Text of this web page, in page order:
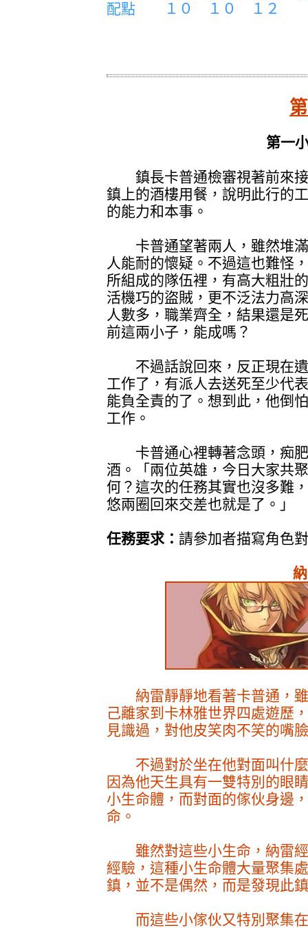
配點 １０ １０ １２
第一
鎮長卡普通檢審視著前來接
鎮上的酒樓用餐，說明此行的
的能力和本事。
卡普通望著兩人，雖然堆滿
人能耐的懷疑。不過這也難怪
所組成的隊伍裡，有高大粗壯
活機巧的盜賊，更不泛法力高
人數多，職業齊全，結果還是
前這兩小子，能成嗎？
不過話說回來，反正現在遺
工作了，有派人去送死至少代
能負全責的了。想到此，他倒
工作。
卡普通心裡轉著念頭，痴肥
酒。「兩位英雄，今日大家共
何？這次的任務其實也沒多難
悠兩圈回來交差也就是了。」
任務要求： 請參加者描寫角色
納雷靜靜地看著卡普通，雖
己離家到卡林雅世界四處遊歷
見識過，對他皮笑肉不笑的嘴
不過對於坐在他對面叫什麼
因為他天生具有一雙特別的眼
小生命體，而對面的傢伙身邊
命。
雖然對這些小生命，納雷經
經驗，這種小生命體大量聚集
鎮，並不是偶然，而是發現此
而這些小傢伙又特別聚集在